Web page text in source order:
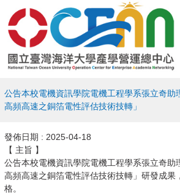
公告本校電機資訊學院電機工程學系張立奇助
高頻高速之銅箔電性評估技術技轉」
發佈日期 : 2025-04-18
【 主旨 】
公告本校電機資訊學院電機工程學系張立奇助
高頻高速之銅箔電性評估技術技轉」研發成果
格。